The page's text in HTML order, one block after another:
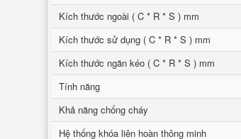
Kích thước ngoài ( C * R * S ) mm
Kích thước sử dụng ( C * R * S ) mm
Kích thước ngăn kéo ( C * R * S ) mm
Tính năng
Khả năng chống cháy
Hệ thống khóa liên hoàn thông minh